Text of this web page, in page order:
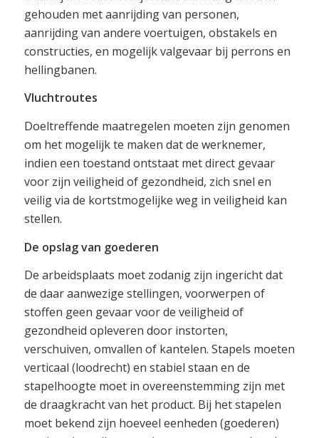
gehouden met aanrijding van personen,
aanrijding van andere voertuigen, obstakels en
constructies, en mogelijk valgevaar bij perrons en
hellingbanen.
Vluchtroutes
Doeltreffende maatregelen moeten zijn genomen
om het mogelijk te maken dat de werknemer,
indien een toestand ontstaat met direct gevaar
voor zijn veiligheid of gezondheid, zich snel en
veilig via de kortstmogelijke weg in veiligheid kan
stellen.
De opslag van goederen
De arbeidsplaats moet zodanig zijn ingericht dat
de daar aanwezige stellingen, voorwerpen of
stoffen geen gevaar voor de veiligheid of
gezondheid opleveren door instorten,
verschuiven, omvallen of kantelen. Stapels moeten
verticaal (loodrecht) en stabiel staan en de
stapelhoogte moet in overeenstemming zijn met
de draagkracht van het product. Bij het stapelen
moet bekend zijn hoeveel eenheden (goederen)